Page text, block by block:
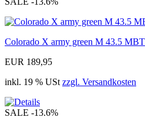
Colorado X army green M 43.5
EUR 189,95
inkl. 19 % USt zzgl. Versandkosten
SALE -13.6%